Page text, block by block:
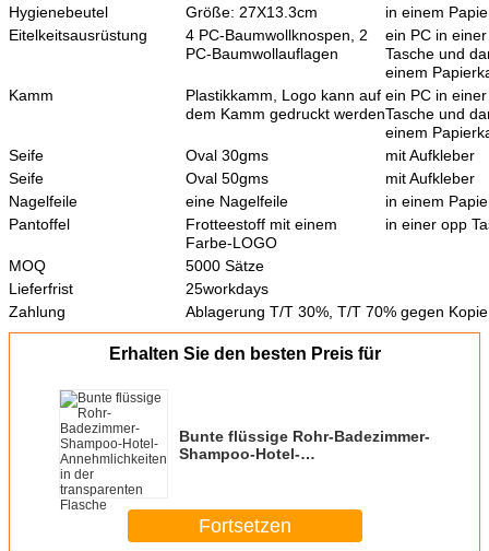
Hygienebeutel
Größe: 27X13.3cm
in einem
Eitelkeitsausrüstung
4 PC-Baumwollknospen, 2
PC-Baumwollauflagen
ein PC in
Tasche und
einem
Kamm
Plastikkamm, Logo kann auf
dem Kamm gedruckt werden
ein PC in
Tasche und
einem
Seife
Oval 30gms
mit Aufkleber
Seife
Oval 50gms
mit Aufkleber
Nagelfeile
eine Nagelfeile
in einem
Pantoffel
Frotteestoff mit einem
Farbe-LOGO
in einer opp
MOQ
5000 Sätze
Lieferfrist
25workdays
Zahlung
Ablagerung T/T 30%, T/T 70% gegen
Erhalten Sie den besten Preis für
Bunte flüssige Rohr-Badezimmer-
Shampoo-Hotel-
Fortsetzen